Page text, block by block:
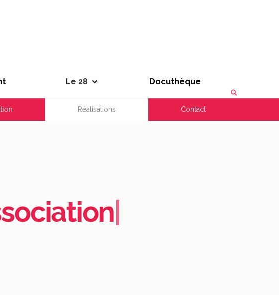
Le 28 Docuthèque
Réalisations Contact